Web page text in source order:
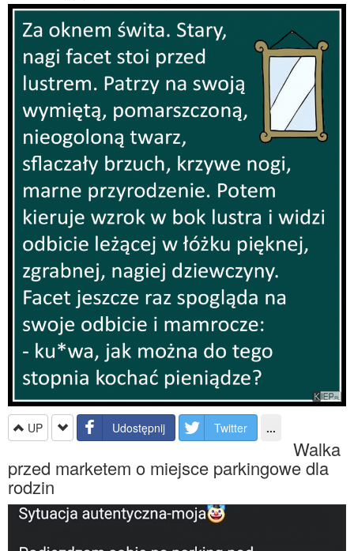
UP Udostępnij Twitter ...
Walka
przed marketem o miejsce parkingowe dla
rodzin